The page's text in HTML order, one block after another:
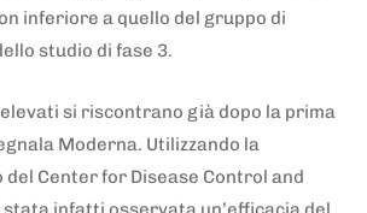
inferiore a quello del gruppo di
studio di fase 3.
si riscontrano già dopo la prima
Moderna. Utilizzando la
del Center for Disease Control and